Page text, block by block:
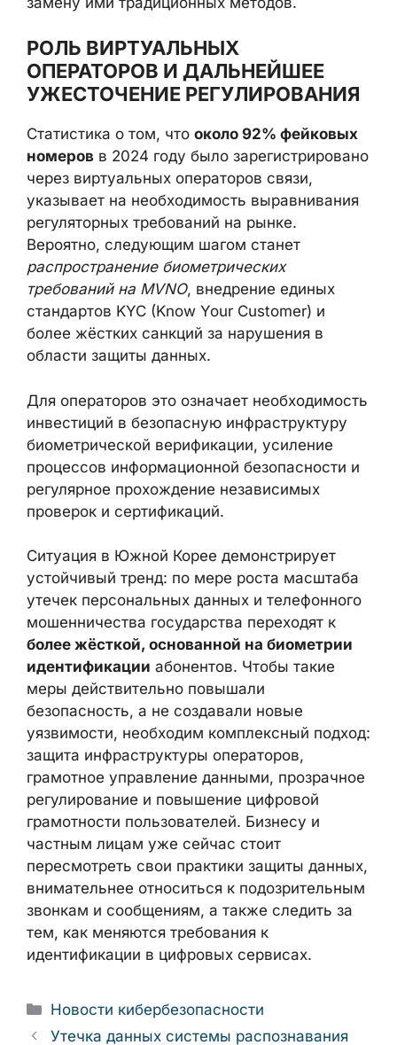
«живости» лица(liveness detection), чтобы
deepfake-изображениями;
— сочетание биометрии с другими
факторами аутентификации, а не полную
РОЛЬ ВИРТУАЛЬНЫХ
ОПЕРАТОРОВ И ДАЛЬНЕЙШЕЕ
УЖЕСТОЧЕНИЕ
РЕГУЛИРОВАНИЯ
Статистика о том, чтооколо 92%
фейковых номеровв 2024 году было
зарегистрировано через виртуальных
операторов связи, указывает на
необходимость выравнивания
Вероятно, следующим шагом станет
распространение биометрических
требований на MVNO, внедрение единых
стандартов KYC (Know Your Customer) и
более жёстких санкций за нарушения в
области защиты данных.
Для операторов это означает
необходимость инвестиций в безопасную
инфраструктуру биометрической
верификации, усиление процессов
информационной безопасности и
регулярное прохождение независимых
проверок и сертификаций.
Ситуация в Южной Корее демонстрирует
устойчивый тренд: по мере роста
масштаба утечек персональных данных и
телефонного мошенничества государства
переходят к более жёсткой, основанной на
биометрии идентификации абонентов.
Чтобы такие меры действительно
повышали безопасность, а не создавали
новые уязвимости, необходим
комплексный подход: защита
инфраструктуры операторов, грамотное
регулирование и повышение цифровой
грамотности пользователей. Бизнесу и